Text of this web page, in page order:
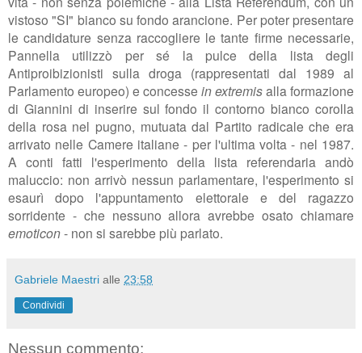
vistoso "SI" bianco su fondo arancione. Per poter presentare
le candidature senza raccogliere le tante firme necessarie,
Pannella utilizzò per sé la pulce della lista degli
Antiproibizionisti sulla droga (rappresentati dal 1989 al
Parlamento europeo) e concesse in extremisalla formazione
di Giannini di inserire sul fondo il contorno bianco corolla
della rosa nel pugno, mutuata dal Partito radicale che era
arrivato nelle Camere italiane - per l'ultima volta - nel 1987.
A conti fatti l'esperimento della lista referendaria andò
maluccio: non arrivò nessun parlamentare, l'esperimento si
esaurì dopo l'appuntamento elettorale e del ragazzo
sorridente - che nessuno allora avrebbe osato chiamare
emoticon- non si sarebbe più parlato.
Gabriele Maestri alle 23:58
Condividi
Nessun commento: